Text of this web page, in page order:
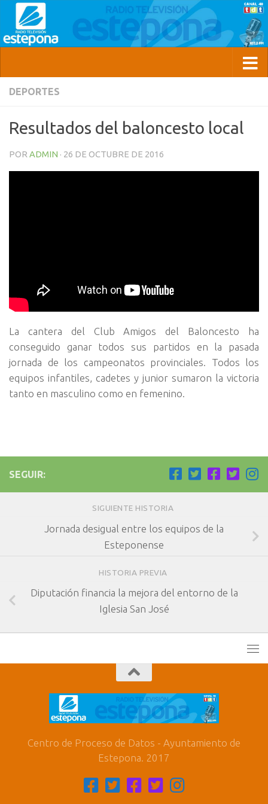
DEPORTES
Resultados del baloncesto local
POR ADMIN · 26 DE OCTUBRE DE 2016
La cantera del Club Amigos del Baloncesto ha
conseguido ganar todos sus partidos en la pasada
jornada de los campeonatos provinciales. Todos los
equipos infantiles, cadetes y junior sumaron la victoria
tanto en masculino como en femenino.
SEGUIR:
SIGUIENTE HISTORIA
Jornada desigual entre los equipos de la
Esteponense
HISTORIA PREVIA
Diputación financia la mejora del entorno de la
Iglesia San José
Centro de Proceso de Datos - Ayuntamiento de
Estepona. 2017